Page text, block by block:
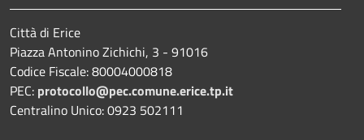
Città di Erice
Piazza Antonino Zichichi, 3 - 91016
Codice Fiscale: 80004000818
PEC: protocollo@pec.comune.erice.tp.it
Centralino Unico: 0923 502111